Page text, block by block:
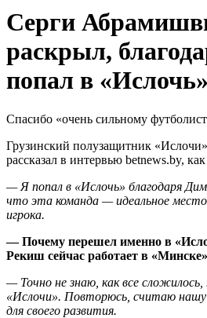
Серги
раскрыл,
попал в «Ислочь»
Спасибо «очень сильному
Грузинский полузащитник «Ислочи»
рассказал в интервью betnews.by,
— Я попал в «Ислочь» благодаря
что эта команда — идеальное
игрока.
— Почему перешел именно в
Рекиш сейчас работает в
— Точно не знаю, как все сложилось,
«Ислочи». Повторюсь, считаю
для своего развития.